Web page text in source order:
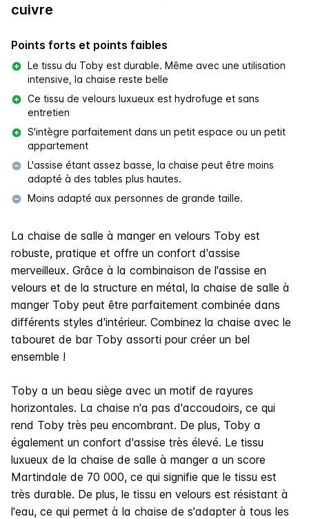
cuivre
Points forts et points faibles
Le tissu du Toby est durable. Même avec une utilisation
intensive, la chaise reste belle
Ce tissu de velours luxueux est hydrofuge et sans
entretien
S'intègre parfaitement dans un petit espace ou un petit
appartement
L'assise étant assez basse, la chaise peut être moins
adapté à des tables plus hautes.
Moins adapté aux personnes de grande taille.
La chaise de salle à manger en velours Toby est
robuste, pratique et offre un confort d'assise
merveilleux. Grâce à la combinaison de l'assise en
velours et de la structure en métal, la chaise de salle à
manger Toby peut être parfaitement combinée dans
différents styles d'intérieur. Combinez la chaise avec le
tabouret de bar Toby assorti pour créer un bel
ensemble !
Toby a un beau siège avec un motif de rayures
horizontales. La chaise n'a pas d'accoudoirs, ce qui
rend Toby très peu encombrant. De plus, Toby a
également un confort d'assise très élevé. Le tissu
luxueux de la chaise de salle à manger a un score
Martindale de 70 000, ce qui signifie que le tissu est
très durable. De plus, le tissu en velours est résistant à
l'eau, ce qui permet à la chaise de s'adapter à tous les